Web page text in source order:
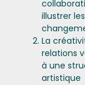
illustrer
La
relations
à une
artistique